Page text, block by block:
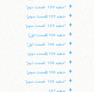
+ "خطبه 105 - قسمت دوم"
+ خطبه 105 (قسمت سوم)
+ "خطبه 105 - قسمت سوم"
+ خطبه 106 (قسمت اول)
+ "خطبه 106 - قسمت اول"
+ خطبه 106 (قسمت دوم)
+ "خطبه 106 - قسمت دوم"
+ خطبه 106 (قسمت سوم)
+ "خطبه 106 - قسمت سوم"